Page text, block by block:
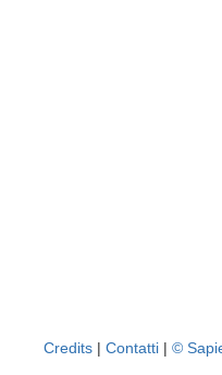
Credits | Contatti | ©